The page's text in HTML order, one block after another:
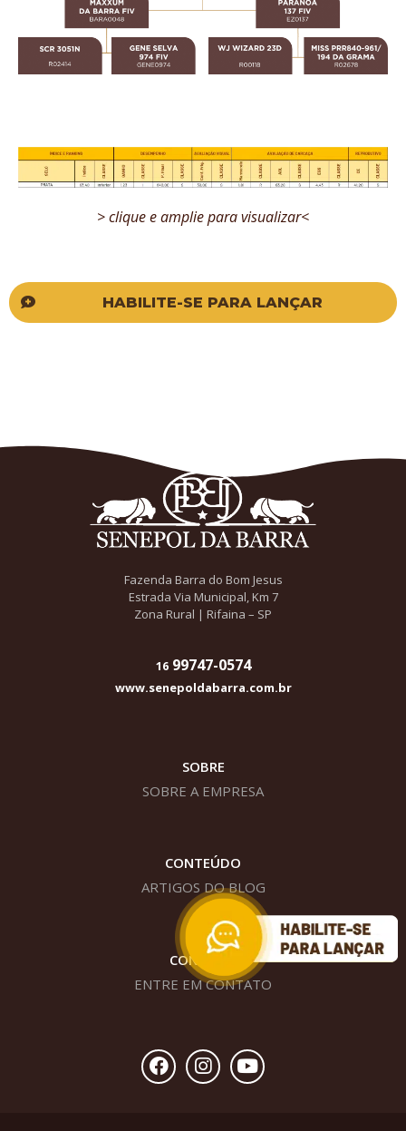
> clique e amplie para visualizar<
HABILITE-SE PARA LANÇAR
Fazenda Barra do Bom Jesus
Estrada Via Municipal, Km 7
Zona Rural | Rifaina – SP
1699747-0574
www.senepoldabarra.com.br
SOBRE
SOBRE A EMPRESA
CONTEÚDO
ARTIGOS DO BLOG
CONTATO
ENTRE EM CONTATO